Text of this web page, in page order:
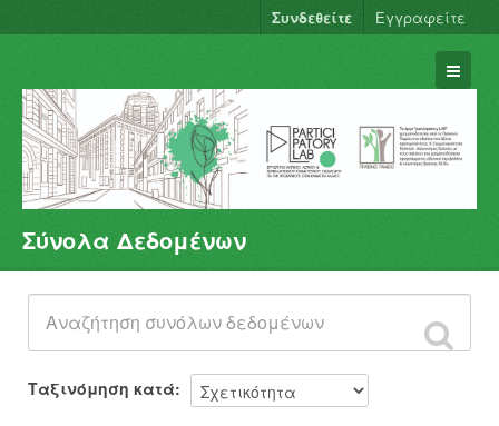
Συνδεθείτε Εγγραφείτε
Σύνολα Δεδομένων
Φορείς
Ομάδες
Σχετικά
Σύνολα Δεδομένων
Ταξινόμηση κατά